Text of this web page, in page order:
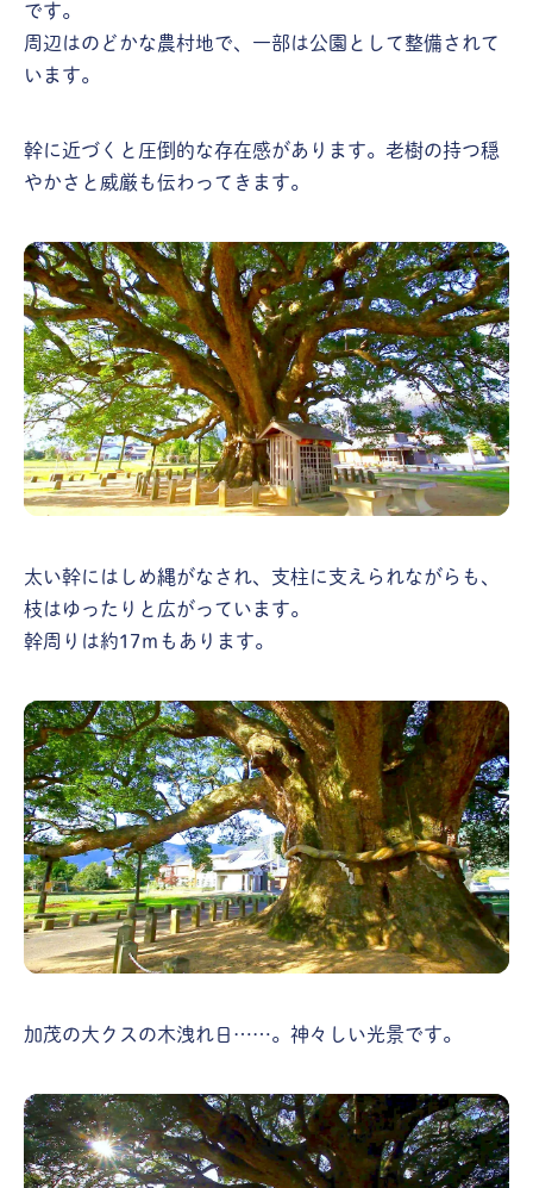
です。
周辺はのどかな農村地で、一部は公園として整備されて
います。
幹に近づくと圧倒的な存在感があります。老樹の持つ穏
やかさと威厳も伝わってきます。
太い幹にはしめ縄がなされ、支柱に支えられながらも、
枝はゆったりと広がっています。
幹周りは約17ｍもあります。
加茂の大クスの木洩れ日……。神々しい光景です。